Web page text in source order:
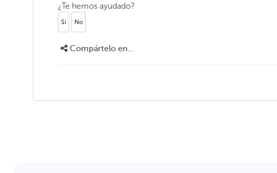
¿Te hemos ayudado?
Si No
Compártelo en...